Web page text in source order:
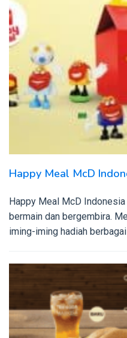
Happy Meal McD
Happy Meal McD
bermain dan bergembira.
iming-iming hadiah